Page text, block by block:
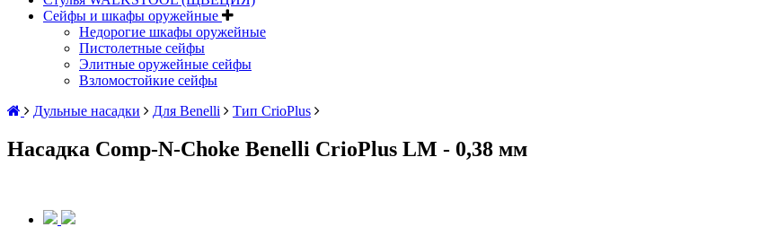
Сейфы и шкафы оружейные
Недорогие шкафы оружейные
Пистолетные сейфы
Элитные оружейные сейфы
Взломостойкие сейфы
Дульные насадки
Для Benelli Тип CrioPlus
Насадка Comp-N-Choke Benelli CrioPlus LM - 0,38 мм